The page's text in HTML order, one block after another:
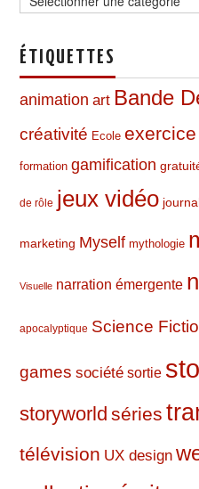
ÉTIQUETTES
animation art Bande
créativité Ecole
formation gamification
de rôle jeux vidéo
marketing Myself mythologie
Visuelle narration émergente
apocalyptique Science
games société sortie
storyworld séries
télévision UX design